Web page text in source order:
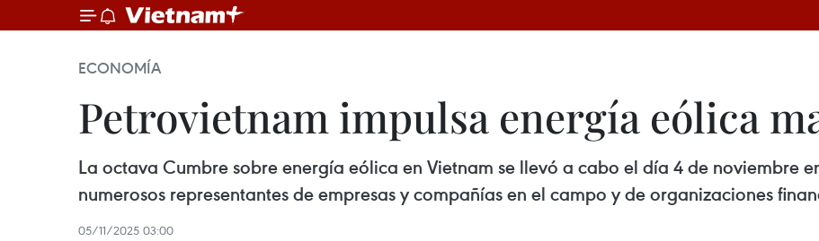
ECONOMÍA
Petrovietnam impulsa energía eólica
La octava Cumbre sobre energía eólica en Vietnam se llevó a cabo el día 4 de noviembre
numerosos representantes de empresas y compañías en el campo y de organizaciones
05/11/2025 03:00